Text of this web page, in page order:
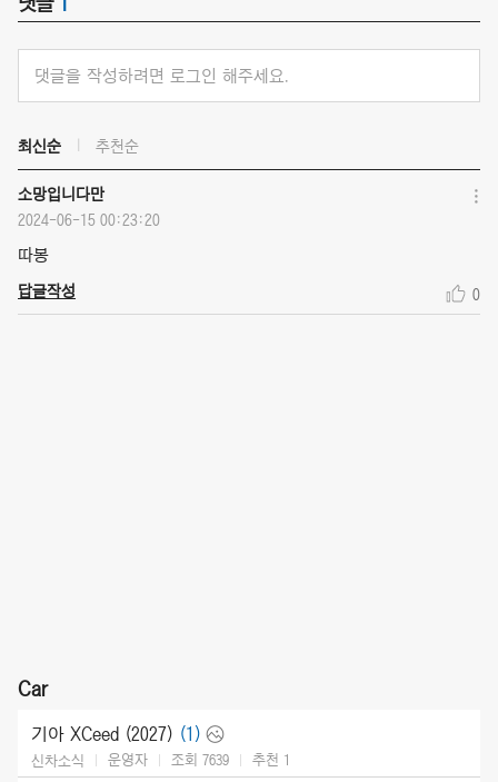
댓글을 작성하려면 로그인 해주세요.
최신순 추천순
소망입니다만
2024-06-15 00:23:20
따봉
답글작성 0
Car
기아 XCeed (2027) (1)
신차소식 운영자 조회 7639 추천 1